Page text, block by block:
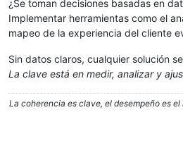
¿Se toman decisiones basadas en
Implementar herramientas como el
mapeo de la experiencia del cliente
Sin datos claros, cualquier solución
La clave está en medir, analizar y
La coherencia es clave, el desempeño es el